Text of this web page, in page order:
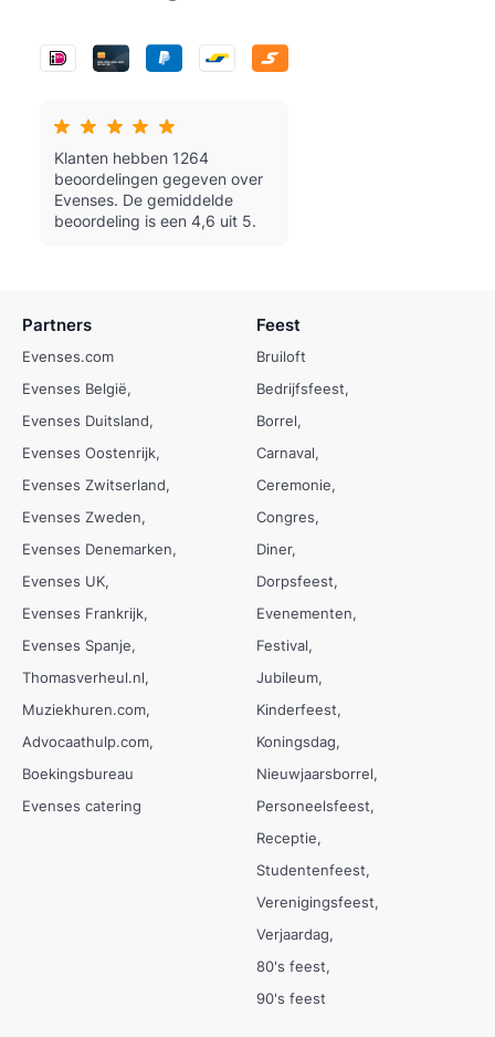
Klanten hebben 1264
beoordelingen gegeven over
Evenses. De gemiddelde
beoordeling is een 4,6 uit 5.
Partners
Evenses.com
Evenses België
Evenses Duitsland
Evenses Oostenrijk
Evenses Zwitserland
Evenses Zweden
Evenses Denemarken
Evenses UK
Evenses Frankrijk
Evenses Spanje
Thomasverheul.nl
Muziekhuren.com
Advocaathulp.com
Boekingsbureau
Evenses catering
Feest
Bruiloft
Bedrijfsfeest
Borrel
Carnaval
Ceremonie
Congres
Diner
Dorpsfeest
Evenementen
Festival
Jubileum
Kinderfeest
Koningsdag
Nieuwjaarsborrel
Personeelsfeest
Receptie
Studentenfeest
Verenigingsfeest
Verjaardag
80's feest
90's feest